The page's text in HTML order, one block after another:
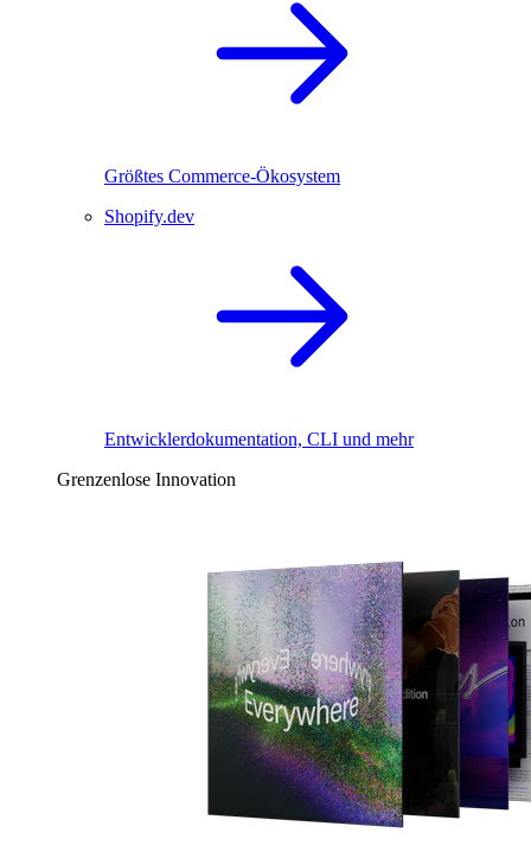
Größtes Commerce-Ökosystem
Shopify.dev
Entwicklerdokumentation, CLI und mehr
Grenzenlose Innovation